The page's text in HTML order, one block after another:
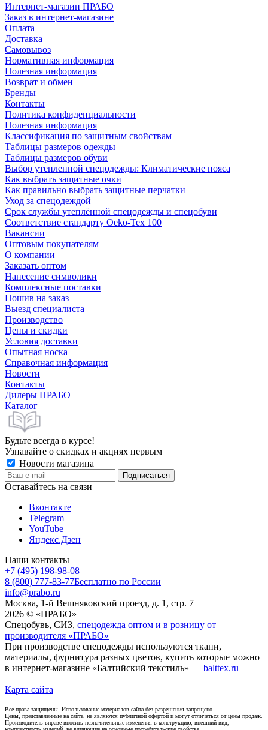
Интернет-магазин ПРАБО
Заказ в интернет-магазине
Оплата
Доставка
Самовывоз
Нормативная информация
Полезная информация
Возврат и обмен
Бренды
Контакты
Политика конфиденциальности
Полезная информация
Классификация по защитным свойствам
Таблицы размеров одежды
Таблицы размеров обуви
Выбор утепленной спецодежды: Климатические пояса
Как выбрать защитные очки
Как правильно выбрать защитные перчатки
Уход за спецодеждой
Срок службы утеплённой спецодежды и спецобуви
Соответствие стандарту Oeko-Tex 100
Вакансии
Оптовым покупателям
О компании
Заказать оптом
Нанесение символики
Комплексные поставки
Пошив на заказ
Выезд специалиста
Производство
Цены и скидки
Условия доставки
Опытная носка
Справочная информация
Новости
Контакты
Дилеры ПРАБО
Каталог
Будьте всегда в курсе!
Узнавайте о скидках и акциях первым
Новости магазина
Оставайтесь на связи
Вконтакте
Telegram
YouTube
Яндекс.Дзен
Наши контакты
+7 (495) 198-98-08
8 (800) 777-83-77Бесплатно по России
info@prabo.ru
Москва, 1-й Вешняковский проезд, д. 1, стр. 7
2026 © «ПРАБО»
Спецобувь, СИЗ, спецодежда оптом и в розницу от
производителя «ПРАБО»
При производстве спецодежды используются ткани,
материалы, фурнитура разных цветов, купить которые можно
в интернет-магазине «Балтийский текстиль» — balttex.ru
Карта сайта
Все права защищены. Использование материалов сайта без разрешения запрещено.
Цены, представленные на сайте, не являются публичной офертой и могут отличаться от цены продаж.
Производитель вправе вносить незначительные изменения в конструкцию, внешний вид,